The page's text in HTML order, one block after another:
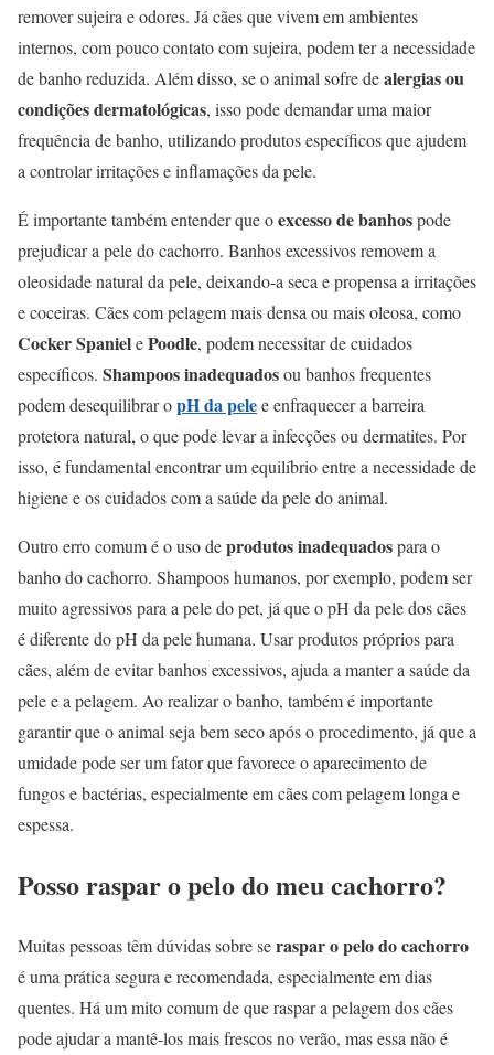
remover sujeira e odores. Já cães que vivem em ambientes
internos, com pouco contato com sujeira, podem ter a necessidade
de banho reduzida. Além disso, se o animal sofre dealergias ou
condições dermatológicas, isso pode demandar uma maior
frequência de banho, utilizando produtos específicos que ajudem
a controlar irritações e inflamações da pele.
É importante também entender que oexcesso de banhospode
prejudicar a pele do cachorro. Banhos excessivos removem a
oleosidade natural da pele, deixando-a seca e propensa a irritações
e coceiras. Cães com pelagem mais densa ou mais oleosa, como
Cocker SpanielePoodle, podem necessitar de cuidados
específicos. Shampoos inadequadosou banhos frequentes
podem desequilibrar opH da pelee enfraquecer a barreira
protetora natural, o que pode levar a infecções ou dermatites. Por
isso, é fundamental encontrar um equilíbrio entre a necessidade de
higiene e os cuidados com a saúde da pele do animal.
Outro erro comum é o uso deprodutos inadequadospara o
banho do cachorro. Shampoos humanos, por exemplo, podem ser
muito agressivos para a pele do pet, já que o pH da pele dos cães
é diferente do pH da pele humana. Usar produtos próprios para
cães, além de evitar banhos excessivos, ajuda a manter a saúde da
pele e a pelagem. Ao realizar o banho, também é importante
garantir que o animal seja bem seco após o procedimento, já que a
umidade pode ser um fator que favorece o aparecimento de
fungos e bactérias, especialmente em cães com pelagem longa e
espessa.
Posso raspar o pelo do meu cachorro?
Muitas pessoas têm dúvidas sobre seraspar o pelo do cachorro
é uma prática segura e recomendada, especialmente em dias
quentes. Há um mito comum de que raspar a pelagem dos cães
pode ajudar a mantê-los mais frescos no verão, mas essa não é